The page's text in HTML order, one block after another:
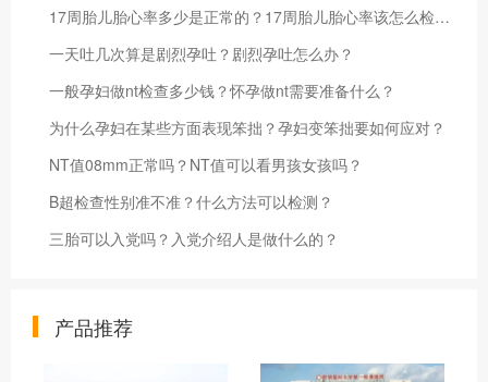
17周胎儿胎心率多少是正常的？17周胎儿胎心率该怎么检测？
一天吐几次算是剧烈孕吐？剧烈孕吐怎么办？
一般孕妇做nt检查多少钱？怀孕做nt需要准备什么？
为什么孕妇在某些方面表现笨拙？孕妇变笨拙要如何应对？
NT值08mm正常吗？NT值可以看男孩女孩吗？
B超检查性别准不准？什么方法可以检测？
三胎可以入党吗？入党介绍人是做什么的？
产品推荐